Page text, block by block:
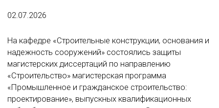
02.07.2026
На кафедре «Строительные конструкции, основания и
надежность сооружений» состоялись защиты
магистерских диссертаций по направлению
«Строительство» магистерская программа
«Промышленное и гражданское строительство:
проектирование», выпускных квалификационных